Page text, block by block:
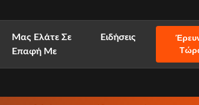
Μας Ελάτε Σε
Επαφή Με
Ειδήσεις